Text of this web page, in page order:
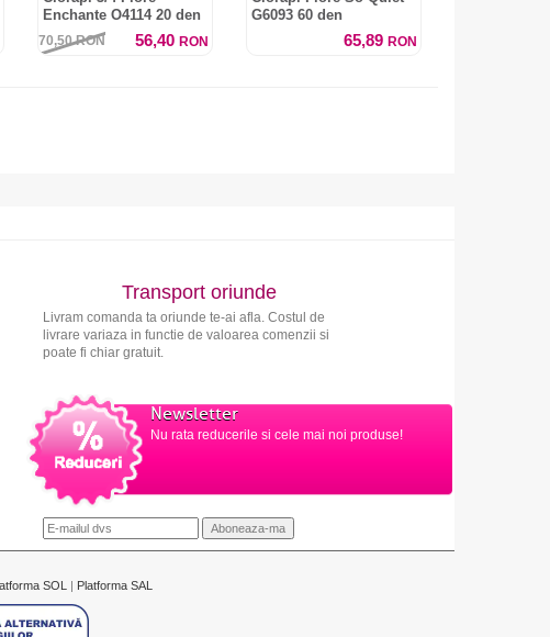
Enchante O4114 20 den
70,50RON 56,40 RON
G6093 60 den
65,89 RON
Transport oriunde
Livram comanda ta oriunde te-ai afla. Costul de
livrare variaza in functie de valoarea comenzii si
poate fi chiar gratuit.
Newsletter
Nu rata reducerile si cele mai noi produse!
SOL | Platforma SAL